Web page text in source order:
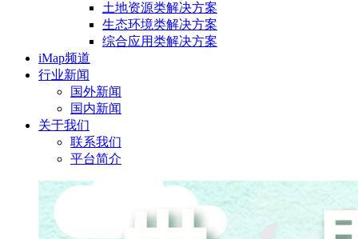
土地资源类解决方案
生态环境类解决方案
综合应用类解决方案
iMap频道
行业新闻
国外新闻
国内新闻
关于我们
联系我们
平台简介